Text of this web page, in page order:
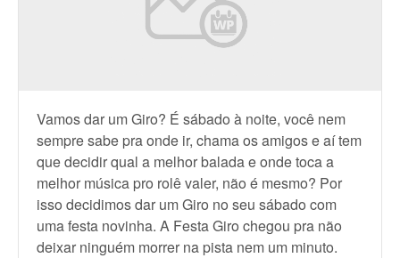
Vamos dar um Giro? É sábado à noite, você nem
sempre sabe pra onde ir, chama os amigos e aí tem
que decidir qual a melhor balada e onde toca a
melhor música pro rolê valer, não é mesmo? Por
isso decidimos dar um Giro no seu sábado com
uma festa novinha. A Festa Giro chegou pra não
deixar ninguém morrer na pista nem um minuto.